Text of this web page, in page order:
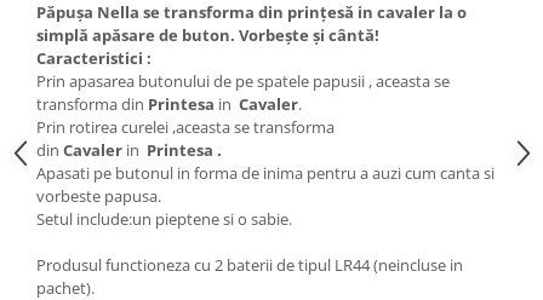
Păpușa Nella se transforma din prințesă in cavaler la o
simplă apăsare de buton. Vorbește și cântă!
Caracteristici :
Prin apasarea butonului de pe spatele papusii , aceasta se
transforma din Printesa in Cavaler.
Prin rotirea curelei ,aceasta se transforma
din Cavaler in Printesa .
Apasati pe butonul in forma de inima pentru a auzi cum canta si
vorbeste papusa.
Setul include:un pieptene si o sabie.
Produsul functioneza cu 2 baterii de tipul LR44 (neincluse in
pachet).